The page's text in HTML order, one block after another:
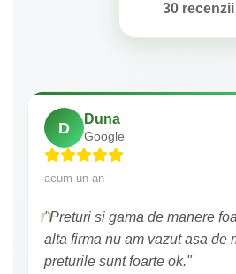
30 recenzii
D
Duna
Google
acum un an
"Preturi si gama de manere
alta firma nu am vazut asa de
preturile sunt foarte ok."